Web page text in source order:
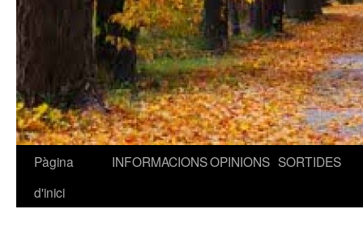
Vés
Pàgina
d'inici
INFORMACIONSOPINIONS SORTIDES